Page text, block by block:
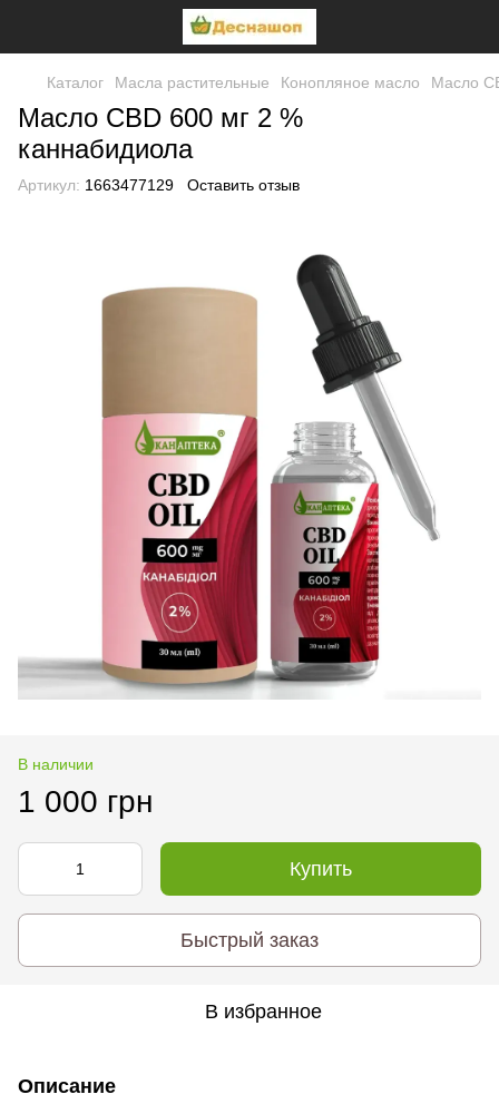
Каталог Масла растительные Конопляное масло Масло
Масло CBD 600 мг 2 %
каннабидиола
Артикул: 1663477129 Оставить отзыв
В наличии
1 000 грн
Купить
Быстрый заказ
В избранное
Описание